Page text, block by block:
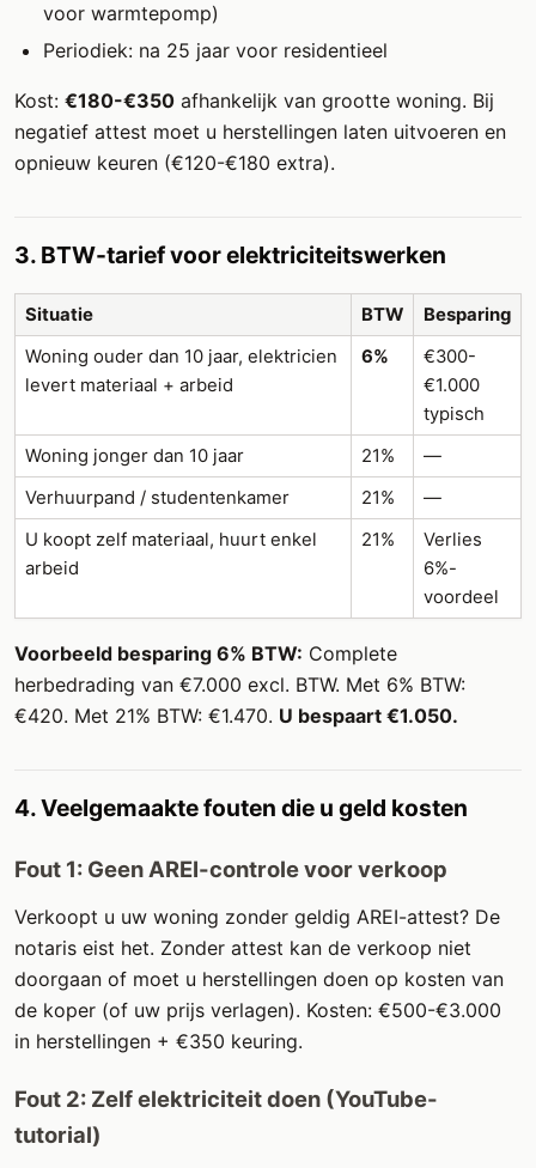
voor warmtepomp)
Periodiek: na 25 jaar voor residentieel
Kost: €180-€350 afhankelijk van grootte woning. Bij
negatief attest moet u herstellingen laten uitvoeren en
opnieuw keuren (€120-€180 extra).
3. BTW-tarief voor elektriciteitswerken
Situatie BTW
Besparing
Woning ouder dan 10 jaar, elektricien
levert materiaal + arbeid
6%
€300-
€1.000
typisch
Woning jonger dan 10 jaar
21%
—
Verhuurpand / studentenkamer
21%
—
U koopt zelf materiaal, huurt enkel
arbeid
21%
Verlies
6%-
voordeel
Voorbeeld besparing 6% BTW: Complete
herbedrading van €7.000 excl. BTW. Met 6% BTW:
€420. Met 21% BTW: €1.470. U bespaart €1.050.
4. Veelgemaakte fouten die u geld kosten
Fout 1: Geen AREI-controle voor verkoop
Verkoopt u uw woning zonder geldig AREI-attest? De
notaris eist het. Zonder attest kan de verkoop niet
doorgaan of moet u herstellingen doen op kosten van
de koper (of uw prijs verlagen). Kosten: €500-€3.000
in herstellingen + €350 keuring.
Fout 2: Zelf elektriciteit doen (YouTube-
tutorial)